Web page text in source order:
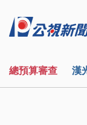
總預算審查 漢